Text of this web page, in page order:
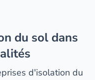
d'isolation du